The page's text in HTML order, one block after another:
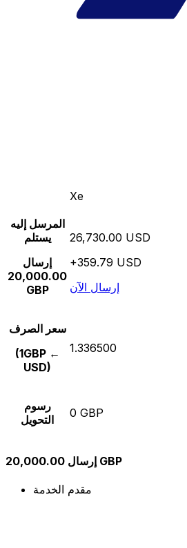
Xe
المرسل إليه
يستلم
إرسال
20,000.00
GBP
26,730.00 USD
+359.79 USD
إرسال الآن
سعر الصرف
(1GBP ←
USD)
1.336500
رسوم
التحويل
0 GBP
إرسال 20,000.00 GBP
مقدم الخدمة